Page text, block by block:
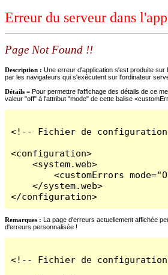
Erreur du serveur dans
Page Not Found !!
Description : Une erreur d'application s'est produite
par les navigateurs qui s'exécutent sur l'ordinateur
Détails = Pour permettre l'affichage des détails de ce
valeur "off" à l'attribut "mode" de cette balise
<!-- Fichier de configuration
<configuration>
    <system.web>
<customErrors
    </system.web>
</configuration>
Remarques : La page d'erreurs actuellement affichée
d'erreurs personnalisée !
<!-- Fichier de configuration